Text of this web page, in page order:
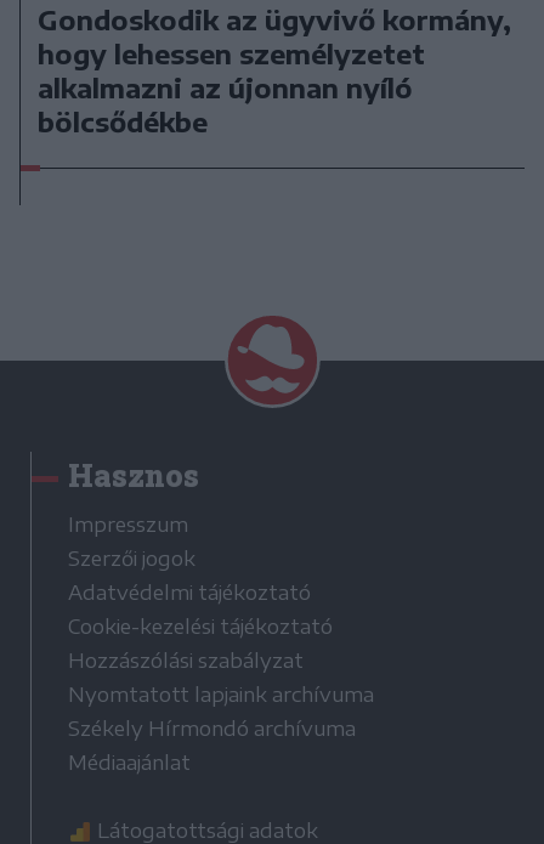
Gondoskodik az ügyvivő kormány,
hogy lehessen személyzetet
alkalmazni az újonnan nyíló
bölcsődékbe
Hasznos
Impresszum
Szerzői jogok
Adatvédelmi tájékoztató
Cookie-kezelési tájékoztató
Hozzászólási szabályzat
Nyomtatott lapjaink archívuma
Székely Hírmondó archívuma
Médiaajánlat
Látogatottsági adatok